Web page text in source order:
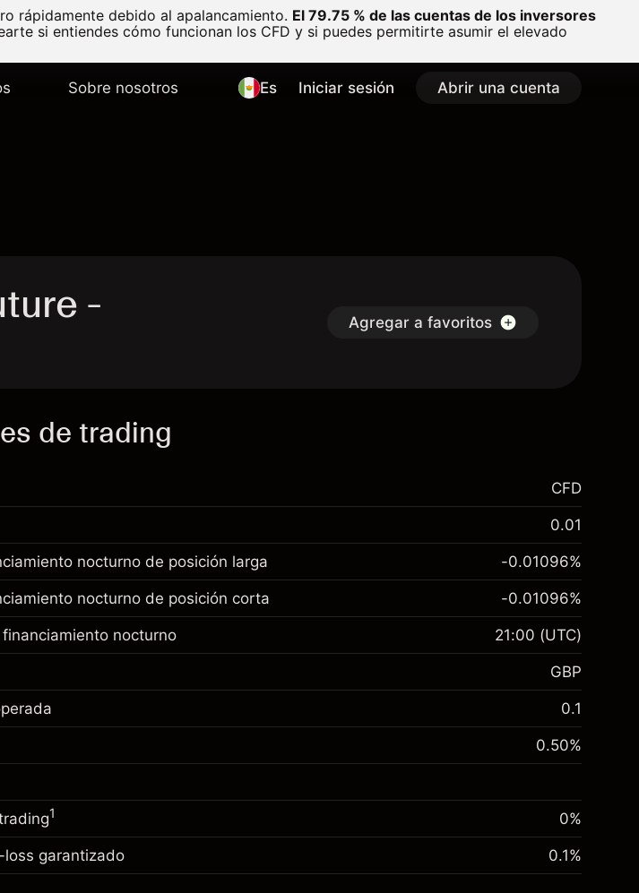
rápidamente debido al apalancamiento. El 79.75 % de las cuentas de los inversores
si entiendes cómo funcionan los CFD y si puedes permitirte asumir el elevado
Sobre nosotros Es Iniciar sesión Abrir una cuenta
- Agregar a favoritos
de trading
está disponible para
CFD.
sobre:
CFD
0.01
nocturno de posición larga
(-£21.92)
con apalancamiento
~ $£199,000.00
-0.01096%
nocturno de posición corta
total de la
(-£21.92)
con apalancamiento
-0.01096%
nocturno 21:00 (UTC)
GBP
0.1
0.50%
1 0%
loss garantizado 0.1%